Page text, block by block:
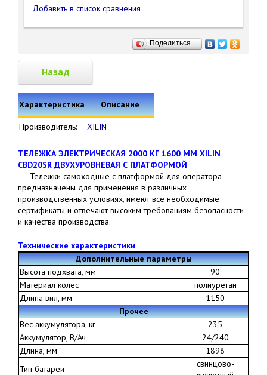
Добавить в список сравнения
Поделиться…
Назад
Характеристика Описание
Производитель: XILIN
ТЕЛЕЖКА ЭЛЕКТРИЧЕСКАЯ 2000 КГ 1600 ММ XILIN
CBD20SR ДВУХУРОВНЕВАЯ С ПЛАТФОРМОЙ
Тележки самоходные с платформой для оператора
предназначены для применения в различных
производственных условиях, имеют все необходимые
сертификаты и отвечают высоким требованиям безопасности
и качества производства.
Технические характеристики
Дополнительные параметры
Высота подхвата, мм
90
Материал колес
полиуретан
Длина вил, мм
1150
Прочее
Вес аккумулятора, кг
235
Аккумулятор, В/Ач
24/240
Длина, мм
1898
Тип батареи
свинцово-